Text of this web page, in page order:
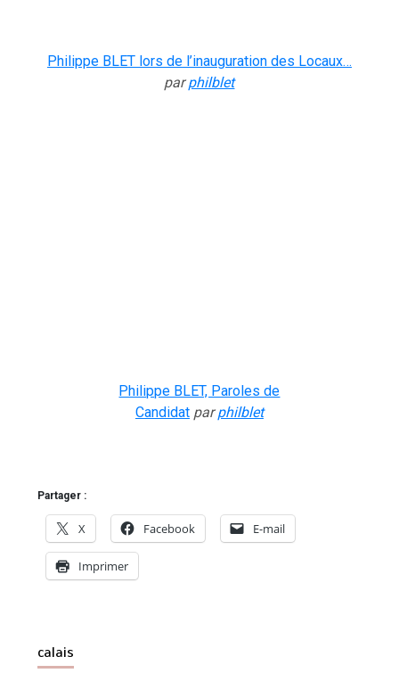
Philippe BLET lors de l’inauguration des Locaux…
parphilblet
Philippe BLET, Paroles de
Candidat parphilblet
Partager :
X Facebook E-mail
Imprimer
calais